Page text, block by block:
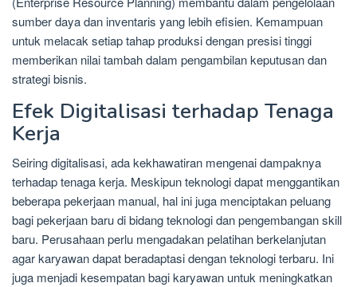
sumber daya dan inventaris yang lebih efisien. Kemampuan
untuk melacak setiap tahap produksi dengan presisi tinggi
memberikan nilai tambah dalam pengambilan keputusan dan
strategi bisnis.
Efek Digitalisasi terhadap Tenaga
Kerja
Seiring digitalisasi, ada kekhawatiran mengenai dampaknya
terhadap tenaga kerja. Meskipun teknologi dapat menggantikan
beberapa pekerjaan manual, hal ini juga menciptakan peluang
bagi pekerjaan baru di bidang teknologi dan pengembangan skill
baru. Perusahaan perlu mengadakan pelatihan berkelanjutan
agar karyawan dapat beradaptasi dengan teknologi terbaru. Ini
juga menjadi kesempatan bagi karyawan untuk meningkatkan